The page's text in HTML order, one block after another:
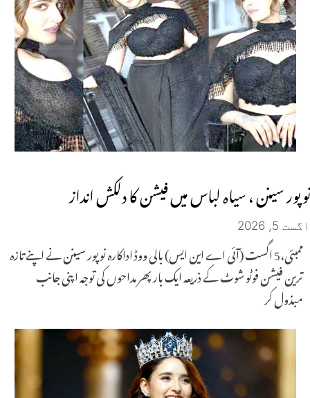
نوپور سینن ، سیاہ لباس میں فیشن کا دلکش انداز
اگست 5, 2026
ممبئی،5 اگست (آئی اے این ایس) بالی ووڈ اداکارہ نوپور سینن نے اپنے تازہ
ترین فیشن فوٹو شوٹ کے ذریعہ ایک بار پھر مداحوں کی توجہ اپنی جانب
مبذول کر